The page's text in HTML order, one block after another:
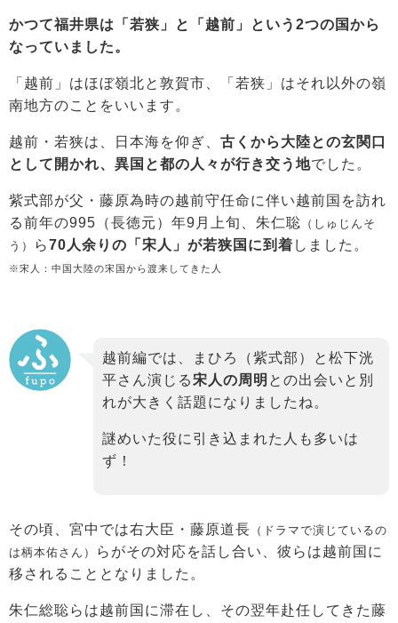
かつて福井県は「若狭」と「越前」という2つの国から
なっていました。
「越前」はほぼ嶺北と敦賀市、「若狭」はそれ以外の嶺
南地方のことをいいます。
越前・若狭は、日本海を仰ぎ、 古くから大陸との玄関口
として開かれ、異国と都の人々が行き交う地でした。
紫式部が父・藤原為時の越前守任命に伴い越前国を訪れ
る前年の995（長徳元）年9月上旬、朱仁聡 （しゅじんそ
う）
ら70人余りの「宋人」が若狭国に到着 しました。
※宋人：中国大陸の宋国から渡来してきた人
越前編では、まひろ（紫式部）と松下洸
平さん演じる宋人の周明 との出会いと別
れが大きく話題になりましたね。
謎めいた役に引き込まれた人も多いは
ず！
その頃、宮中では右大臣・藤原道長 （ドラマで演じているの
は柄本佑さん）
らがその対応を話し合い、彼らは越前国に
移されることとなりました。
朱仁総聡らは越前国に滞在し、その翌年赴任してきた藤